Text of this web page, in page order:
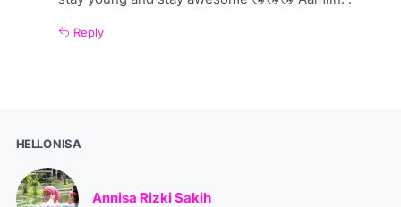
Reply
HELLO NISA
Annisa Rizki Sakih